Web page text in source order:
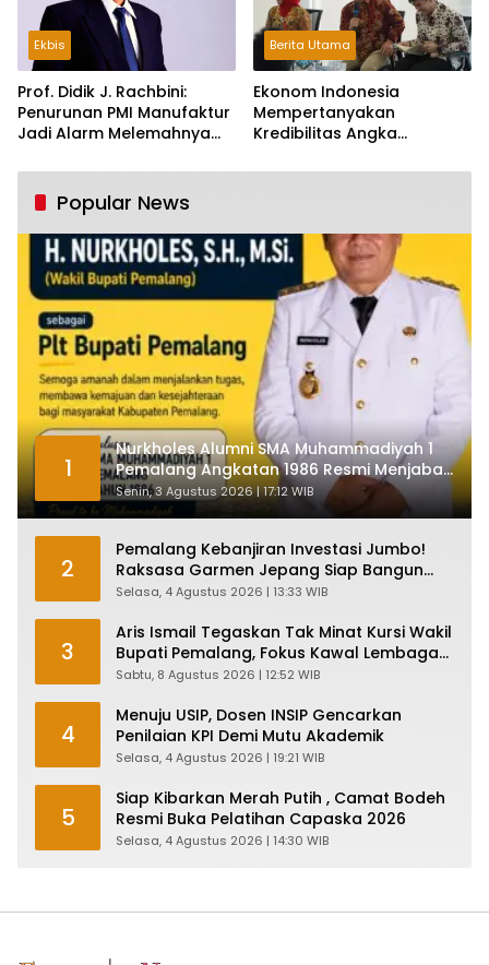
Ekbis
Prof. Didik J. Rachbini:
Penurunan PMI Manufaktur
Jadi Alarm Melemahnya
Berita Utama
Ekonom Indonesia
Mempertanyakan
Kredibilitas Angka
Tumbuh Tapi Rapuh
Popular News
1
Nurkholes Alumni SMA Muhammadiyah 1
Pemalang Angkatan 1986 Resmi Menjabat
Plt Bupati, Inilah Pesan Ketua Asmam 86
Senin, 3 Agustus 2026 | 17:12 WIB
2
Pemalang Kebanjiran Investasi Jumbo!
Raksasa Garmen Jepang Siap Bangun
Pabrik dan Serap Ribuan Tenaga Kerja
Selasa, 4 Agustus 2026 | 13:33 WIB
3
Aris Ismail Tegaskan Tak Minat Kursi Wakil
Bupati Pemalang, Fokus Kawal Lembaga
Legislatif
Sabtu, 8 Agustus 2026 | 12:52 WIB
4
Menuju USIP, Dosen INSIP Gencarkan
Penilaian KPI Demi Mutu Akademik
Selasa, 4 Agustus 2026 | 19:21 WIB
5
Siap Kibarkan Merah Putih , Camat Bodeh
Resmi Buka Pelatihan Capaska 2026
Selasa, 4 Agustus 2026 | 14:30 WIB